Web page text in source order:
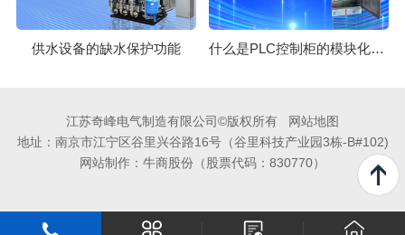
供水设备的缺水保护功能 什么是PLC控制柜的模块化设计？
江苏奇峰电气制造有限公司©版权所有
网站地图
地址：南京市江宁区谷里兴谷路16号（谷里科技产业园3栋-B#102)
网站制作： 牛商股份 （股票代码：830770）